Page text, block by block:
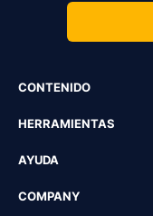
CONTENIDO
HERRAMIENTAS
AYUDA
COMPANY